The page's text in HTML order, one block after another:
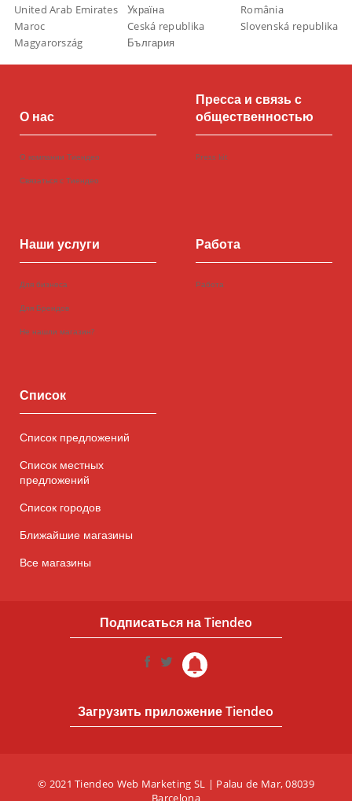
United Arab Emirates
Україна
România
Maroc
Ceská republika
Slovenská republika
Magyarország
България
О нас
О компании Тиендео
Связаться с Тиендео
Пресса и связь с
общественностью
Press kit
Наши услуги
Для бизнеса
Для Брендов
Не нашли магазин?
Работа
Работа
Список
Список предложений
Список местных
предложений
Список городов
Ближайшие магазины
Все магазины
Подписаться на Tiendeo
Загрузить приложение Tiendeo
© 2021 Tiendeo Web Marketing SL | Palau de Mar, 08039
Barcelona